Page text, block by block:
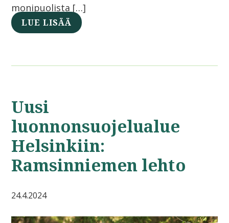
monipuolista […]
LUE LISÄÄ
Uusi
luonnonsuojelualue
Helsinkiin:
Ramsinniemen lehto
24.4.2024